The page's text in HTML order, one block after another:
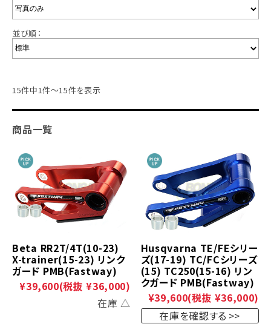
並び順：
15件中1件～15件を表示
商品一覧
Beta RR2T/4T(10-23)
X-trainer(15-23) リンク
ガード PMB(Fastway)
¥39,600(税抜 ¥36,000)
在庫 △
Husqvarna TE/FEシリー
ズ(17-19) TC/FCシリーズ
(15) TC250(15-16) リン
クガード PMB(Fastway)
¥39,600(税抜 ¥36,000)
在庫を確認する